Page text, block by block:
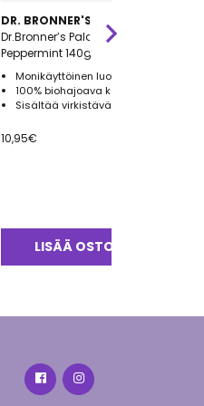
DR. BRONNER'S
Dr.Bronner’s Palasaippua
Peppermint 140g
Monikäyttöinen luomu palasaippua
100% biohajoava kääre
Sisältää virkistävää piparminttua
10,95€
LISÄÄ OSTOSKORIIN